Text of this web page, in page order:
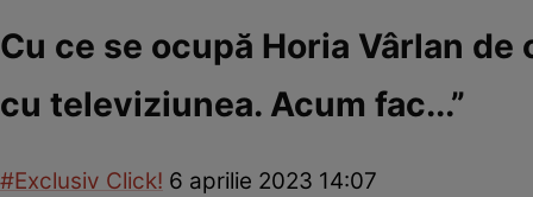
Cu ce se ocupă Horia Vârlan
cu televiziunea. Acum fac...”
#Exclusiv Click! 6 aprilie 2023 14:07